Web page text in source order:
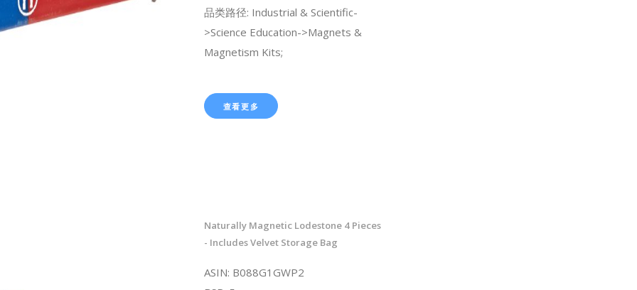
品类路径: Industrial & Scientific-
>Science Education->Magnets &
Magnetism Kits;
查看更多
Naturally Magnetic Lodestone 4 Pieces
- Includes Velvet Storage Bag
ASIN: B088G1GWP2